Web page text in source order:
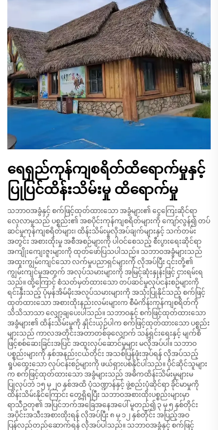
ရေရှည်ကုန်ကျစရိတ်ထိရောက်မှုနှင့်
ပြုပြင်ထိန်းသိမ်းမှု ထိရောက်မှု
သဘာဝအခွံနှင့် စက်ဖြင့်ထုတ်ထားသော အခွံများ၏ ငွေကြေးဆိုင်ရာ
လေ့လာမှုသည် ပစ္စည်း၏ အစပိုင်းကုန်ကျစရိတ်များကို ကျော်လွန်၍ တပ်
ဆင်မှုကုန်ကျစရိတ်များ၊ ထိန်းသိမ်းမှုလိုအပ်ချက်များနှင့် သက်တမ်း
အတွင်း အစားထိုးမှု အစီအစဉ်များကို ပါဝင်စေသည့် စီးပွားရေးဆိုင်ရာ
အကျိုးကျေးဇူးများကို ထုတ်ဖော်ပြသပါသည်။ သဘာဝအခွံများသည်
အထူးကျွမ်းကျင်သော လက်မှုပညာရှင်များကို လိုအပ်ပြီး ၎င်းတို့၏
ကျွမ်းကျင်မှုအတွက် အလုပ်သမားများကို အမြင့်ဆုံးနှုန်းဖြင့် ငှားရမ်းရ
သည်။ ထို့ကြောင့် စံသတ်မှတ်ထားသော တပ်ဆင်မှုလုပ်ငန်းစဉ်များကို
ရင်းနှီးသည့် ပုံမှန်အိမ်မိုးအလုပ်သမားများကို အသုံးပြုနိုင်သည့် စက်ဖြင့်
ထုတ်ထားသော အစားထိုးနည်းလမ်းများက စီမံကိန်းကုန်ကျစရိတ်ကို
သိသိသာသာ လျှော့ချပေးပါသည်။ သဘာဝနှင့် စက်ဖြင့်ထုတ်ထားသော
အခွံများ၏ ထိန်းသိမ်းမှုကို နှိုင်းယှဉ်ပါက စက်ဖြင့်ထုတ်ထားသော ပစ္စည်း
များသည် ကာလအတိုင်းအတာတစ်ခုလျှောက် သန့်ရှင်းရေးနှင့် မျက်စိ
ဖြင့်စစ်ဆေးခြင်းအပြင် အထူးလုပ်ဆောင်မှုများ မလိုအပ်ပါ။ သဘာဝ
ပစ္စည်းများကို နှစ်အနည်းငယ်တိုင်း အသစ်ပြန်ဖုံးအုပ်ရန် လိုအပ်သည့်
ရှုပ်ထွေးသော လုပ်ငန်းစဉ်များကို ဖယ်ရှားပစ်နိုင်ပါသည်။ ပိုင်ဆိုင်သူများ
က စက်ဖြင့်ထုတ်ထားသော အခွံများသည် အဓိကထိန်းသိမ်းမှုများမ
ပြုလုပ်ဘဲ ၁၅ မှ ၂၀ နှစ်အထိ ပုံသဏ္ဍာန်နှင့် ဖွဲ့စည်းပုံဆိုင်ရာ ခိုင်မာမှုကို
ထိန်းသိမ်းနိုင်ကြောင်း တွေ့ရှိရပြီး သဘာဝအစားထိုးပစ္စည်းများမှာ
ရာသီဥတု၏ အပြင်ဘက်အခြေအနေအပေါ် မူတည်၍ ၃ မှ ၅ နှစ်တိုင်း
အပိုင်းအသီးအစားထိုးရန် လိုအပ်ပြီး ၈ မှ ၁၂ နှစ်တိုင်း အပြည့်အဝ
ပြန်လည်တည်ဆောက်ရန် လိုအပ်ပါသည်။ သဘာဝအခွံနှင့် စက်ဖြင့်